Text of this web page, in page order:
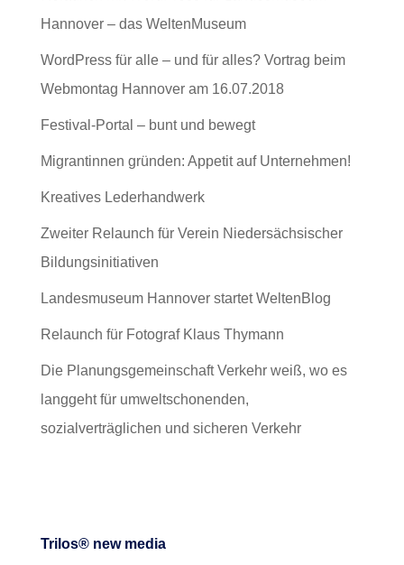
Hannover – das WeltenMuseum
WordPress für alle – und für alles? Vortrag beim
Webmontag Hannover am 16.07.2018
Festival-Portal – bunt und bewegt
Migrantinnen gründen: Appetit auf Unternehmen!
Kreatives Lederhandwerk
Zweiter Relaunch für Verein Niedersächsischer
Bildungsinitiativen
Landesmuseum Hannover startet WeltenBlog
Relaunch für Fotograf Klaus Thymann
Die Planungsgemeinschaft Verkehr weiß, wo es
langgeht für umweltschonenden,
sozialverträglichen und sicheren Verkehr
Trilos® new media